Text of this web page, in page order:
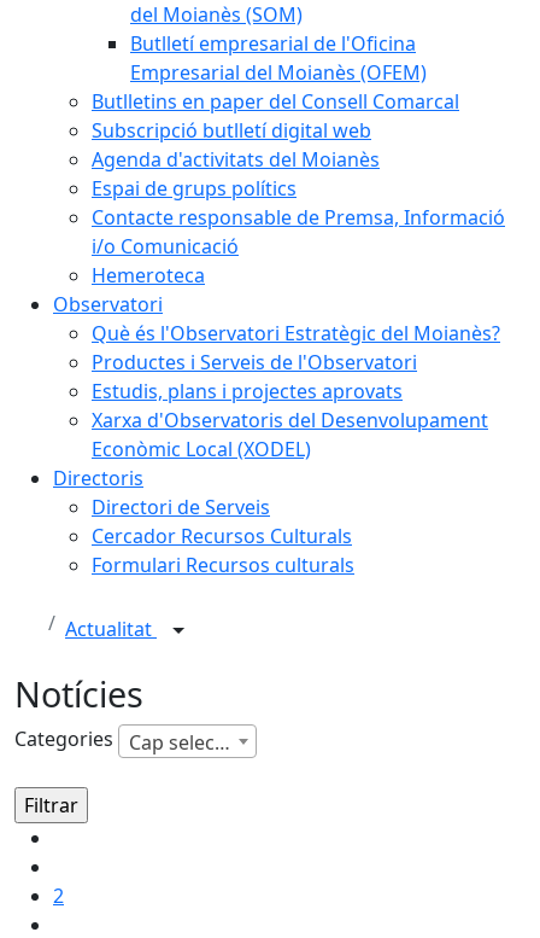
del Moianès (SOM)
Butlletí empresarial de l'Oficina
Empresarial del Moianès (OFEM)
Butlletins en paper del Consell Comarcal
Subscripció butlletí digital web
Agenda d'activitats del Moianès
Espai de grups polítics
Contacte responsable de Premsa, Informació
i/o Comunicació
Hemeroteca
Observatori
Què és l'Observatori Estratègic del Moianès?
Productes i Serveis de l'Observatori
Estudis, plans i projectes aprovats
Xarxa d'Observatoris del Desenvolupament
Econòmic Local (XODEL)
Directoris
Directori de Serveis
Cercador Recursos Culturals
Formulari Recursos culturals
Actualitat
Notícies
Categories Cap selecció
2